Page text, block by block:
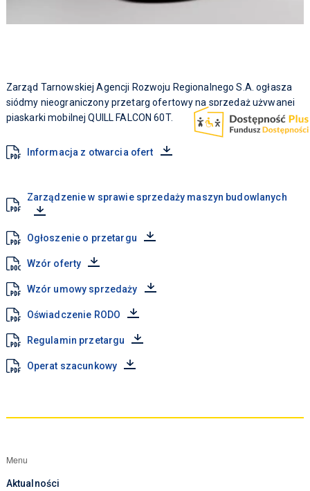
Zarząd Tarnowskiej Agencji Rozwoju Regionalnego S.A. ogłasza
siódmy nieograniczony przetarg ofertowy na sprzedaż używanej
piaskarki mobilnej QUILL FALCON 60T.
Informacja z otwarcia ofert
Zarządzenie w sprawie sprzedaży maszyn budowlanych
Ogłoszenie o przetargu
Wzór oferty
Wzór umowy sprzedaży
Oświadczenie RODO
Regulamin przetargu
Operat szacunkowy
Menu
Aktualności